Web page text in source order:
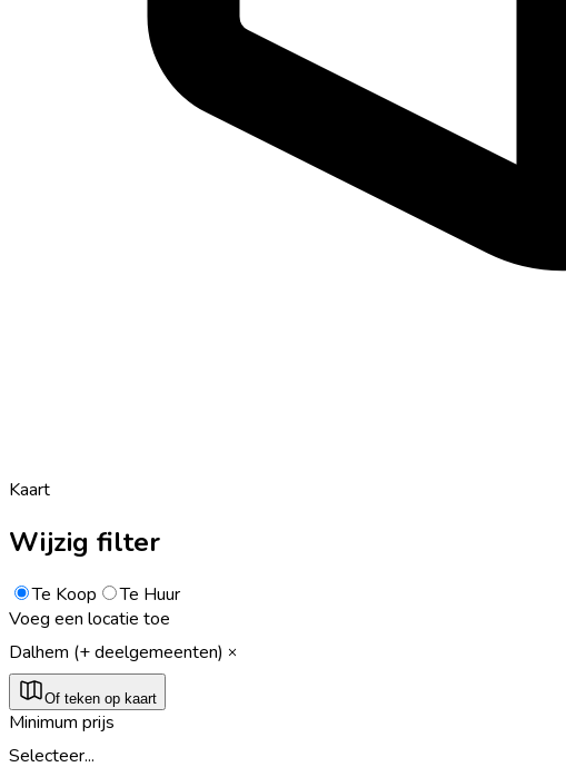
Kaart
Wijzig filter
Te Koop
Te Huur
Voeg een locatie toe
Dalhem (+ deelgemeenten)
Of teken op kaart
Minimum prijs
Selecteer...